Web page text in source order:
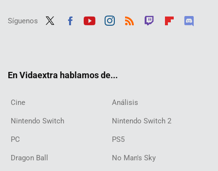
Síguenos
En Vidaextra hablamos de...
Cine Análisis
Nintendo Switch Nintendo Switch 2
PC PS5
Dragon Ball No Man's Sky